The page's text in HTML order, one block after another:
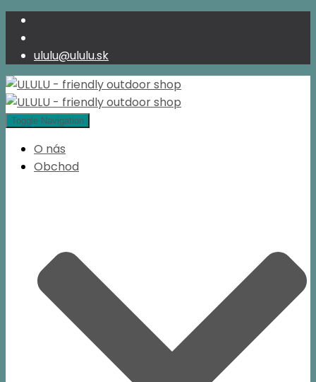
ululu@ululu.sk
Toggle Navigation
O nás
Obchod